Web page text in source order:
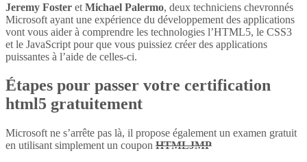
Jeremy Foster et Michael Palermo, deux techniciens chevronnés
Microsoft ayant une expérience du développement des applications
vont vous aider à comprendre les technologies l’HTML5, le CSS3
et le JavaScript pour que vous puissiez créer des applications
puissantes à l’aide de celles-ci.
Étapes pour passer votre certification
html5 gratuitement
Microsoft ne s’arrête pas là, il propose également un examen gratuit
en utilisant simplement un coupon HTMLJMP